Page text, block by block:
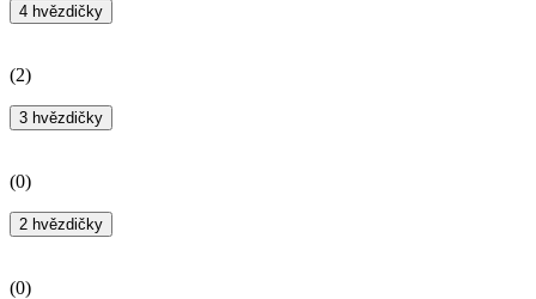
4 hvězdičky
(2)
3 hvězdičky
(0)
2 hvězdičky
(0)